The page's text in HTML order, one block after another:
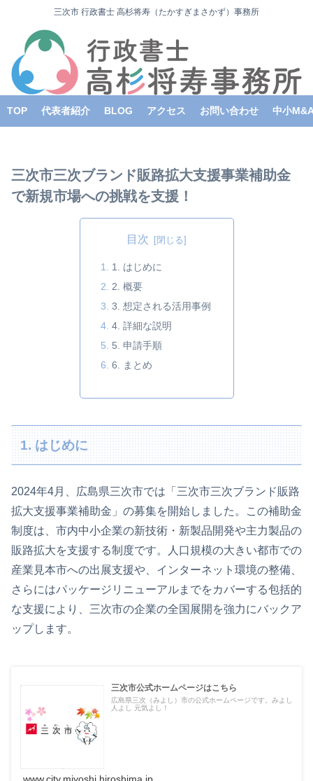
三次市 行政書士 高杉将寿（たかすぎまさかず）事務所
TOP 代表者紹介 BLOG アクセス お問い合わせ 中小
三次市三次ブランド販路拡大支援事業補助金
で新規市場への挑戦を支援！
目次
1. はじめに
2. 概要
3. 想定される活用事例
4. 詳細な説明
5. 申請手順
6. まとめ
1. はじめに
2024年4月、広島県三次市では「三次市三次ブランド販路
拡大支援事業補助金」の募集を開始しました。この補助金
制度は、市内中小企業の新技術・新製品開発や主力製品の
販路拡大を支援する制度です。人口規模の大きい都市での
産業見本市への出展支援や、インターネット環境の整備、
さらにはパッケージリニューアルまでをカバーする包括的
な支援により、三次市の企業の全国展開を強力にバックア
ップします。
三次市公式ホームページはこちら
広島県三次（みよし）市の公式ホームページです。みよし
人よし 元気よし！